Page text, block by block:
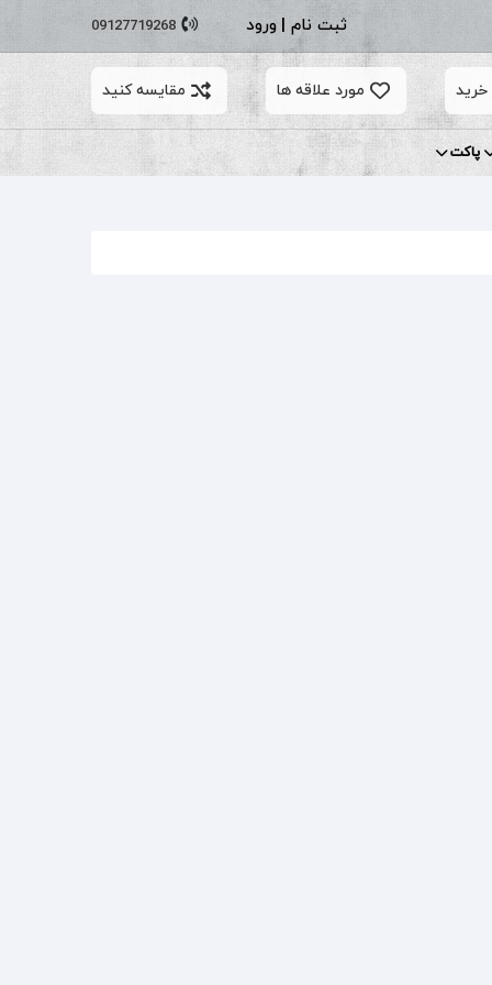
09127719268 ثبت نام |ورود
مقایسه کنید مورد علاقه ها
پاکت